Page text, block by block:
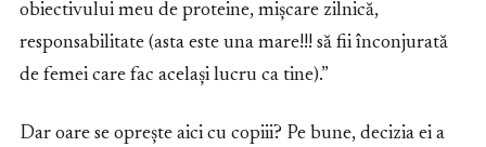
obiectivului meu de proteine, mișcare zilnică,
responsabilitate (asta este una mare!!! să fii înconjurată
de femei care fac același lucru ca tine).”
Dar oare se oprește aici cu copiii? Pe bune, decizia ei a